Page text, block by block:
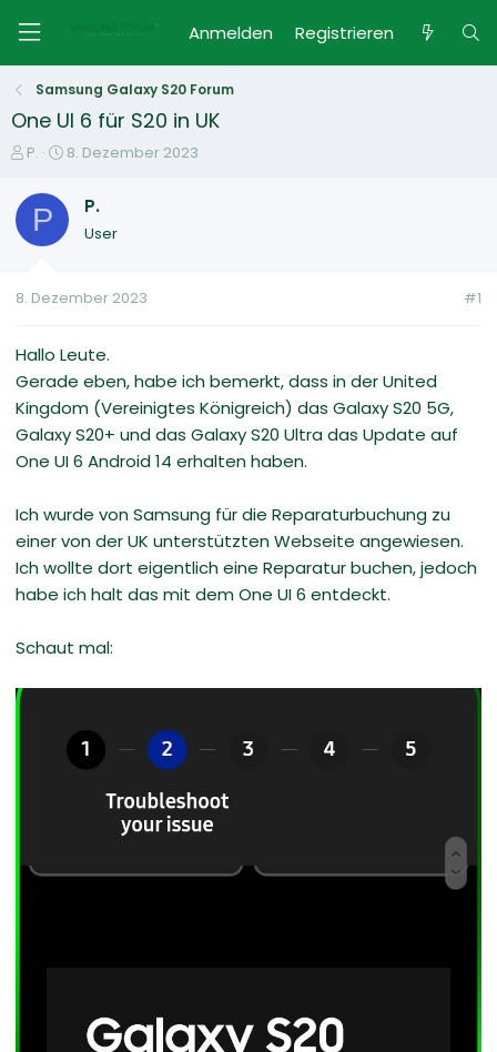
Anmelden Registrieren
Samsung Galaxy S20 Forum
One UI 6 für S20 in UK
E
s
e
e
P.
E
t
t
m
8. Dezember 2023
P P.
User
8. Dezember 2023 #1
Hallo Leute.
Gerade eben, habe ich bemerkt, dass in der United
Kingdom (Vereinigtes Königreich) das Galaxy S20 5G,
Galaxy S20+ und das Galaxy S20 Ultra das Update auf
One UI 6 Android 14 erhalten haben.
Ich wurde von Samsung für die Reparaturbuchung zu
einer von der UK unterstützten Webseite angewiesen.
Ich wollte dort eigentlich eine Reparatur buchen, jedoch
habe ich halt das mit dem One UI 6 entdeckt.
Schaut mal: